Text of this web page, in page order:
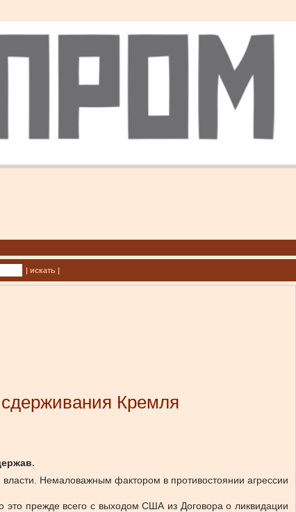
| искать |
Кремля
Немаловажным фактором в противостоянии агрессии
это прежде всего с выходом США из Договора о ликвидации